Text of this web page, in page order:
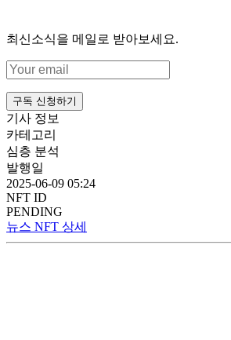
최신소식을 메일로 받아보세요.
구독 신청하기
기사 정보
카테고리
심층 분석
발행일
2025-06-09 05:24
NFT ID
PENDING
뉴스 NFT 상세